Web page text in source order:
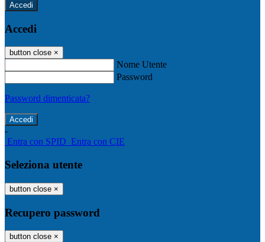
Accedi
Accedi
button close ×
Nome Utente
Password
Password dimenticata?
-
Entra con SPID Entra con CIE
Seleziona utente
button close ×
Recupero password
button close ×